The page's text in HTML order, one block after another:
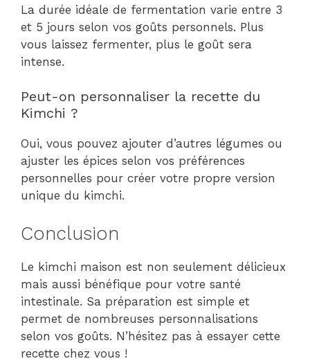
La durée idéale de fermentation varie entre 3
et 5 jours selon vos goûts personnels. Plus
vous laissez fermenter, plus le goût sera
intense.
Peut-on personnaliser la recette du
Kimchi ?
Oui, vous pouvez ajouter d’autres légumes ou
ajuster les épices selon vos préférences
personnelles pour créer votre propre version
unique du kimchi.
Conclusion
Le kimchi maison est non seulement délicieux
mais aussi bénéfique pour votre santé
intestinale. Sa préparation est simple et
permet de nombreuses personnalisations
selon vos goûts. N’hésitez pas à essayer cette
recette chez vous !